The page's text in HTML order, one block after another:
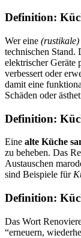
Definition:
Wer eine
technischen Stand.
elektrischer Geräte
verbessert oder
damit eine
Schäden oder
Definition:
Eine alte Küche
zu beheben. Das
Austauschen
sind Beispiele für
Definition:
Das Wort
“erneuern,